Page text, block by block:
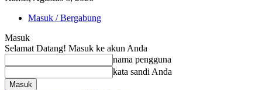
Masuk / Bergabung
Masuk
Selamat Datang! Masuk ke akun Anda
nama pengguna
kata sandi Anda